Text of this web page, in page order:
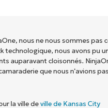
entreprise (ainsi qu'aux
nous travaillons) d'être plus
chez